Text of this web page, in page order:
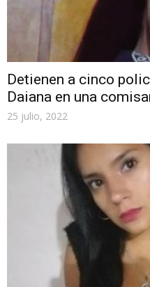
Detienen a cinco
Daiana en una
25 julio, 2022